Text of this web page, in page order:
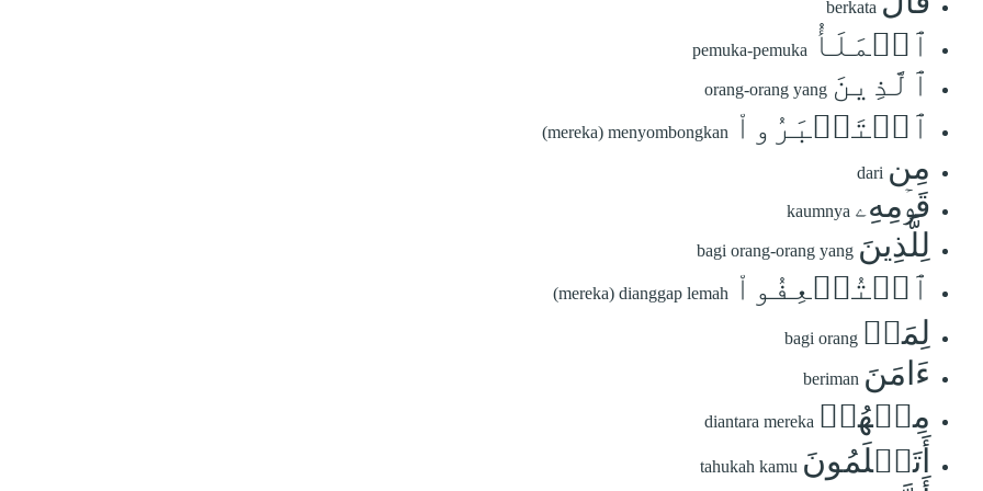
berkata
ٱلۡمَلَأُ pemuka-pemuka
ٱلَّذِينَ orang-orang yang
ٱسۡتَكۡبَرُواْ (mereka) menyombongkan
مِن dari
قَوۡمِهِۦ kaumnya
لِلَّذِينَ bagi orang-orang yang
ٱسۡتُضۡعِفُواْ (mereka) dianggap lemah
لِمَنۡ bagi orang
ءَامَنَ beriman
مِنۡهُمۡ diantara mereka
أَتَعۡلَمُونَ tahukah kamu